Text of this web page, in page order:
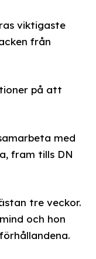
viktigaste
från
på att
med
fram tills DN
tre veckor.
och hon